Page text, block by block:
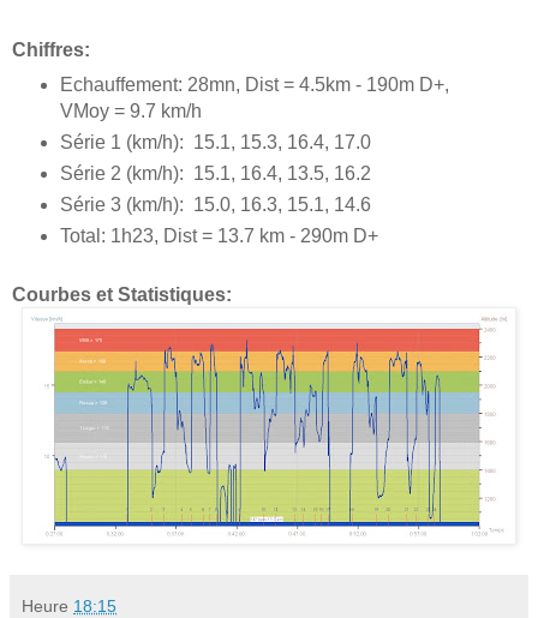
Chiffres:
Echauffement: 28mn, Dist = 4.5km - 190m D+,
VMoy = 9.7 km/h
Série 1 (km/h): 15.1, 15.3, 16.4, 17.0
Série 2 (km/h): 15.1, 16.4, 13.5, 16.2
Série 3 (km/h): 15.0, 16.3, 15.1, 14.6
Total: 1h23, Dist = 13.7 km - 290m D+
Courbes et Statistiques:
Heure 18:15